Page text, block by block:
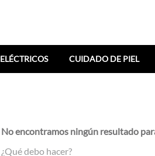
ELÉCTRICOS CUIDADO DE PIEL
No encontramos ningún resultado
¿Qué debo hacer?